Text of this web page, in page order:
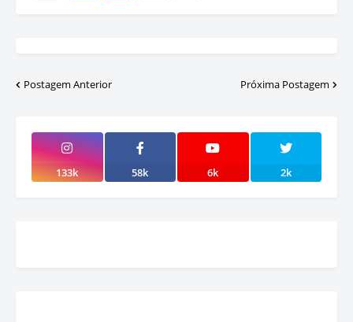
Postagem Anterior Próxima Postagem
133k 58k 6k 2k